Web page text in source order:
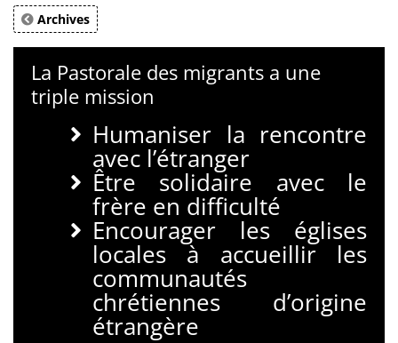
Archives
La Pastorale des migrants a une
triple mission
Humaniser la rencontre
avec l’étranger
Être solidaire avec le
frère en difficulté
Encourager les églises
locales à accueillir les
communautés
chrétiennes d’origine
étrangère